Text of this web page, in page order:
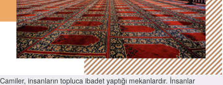
Camiler, insanların topluca ibadet yaptığı mekanlardır. İnsanlar